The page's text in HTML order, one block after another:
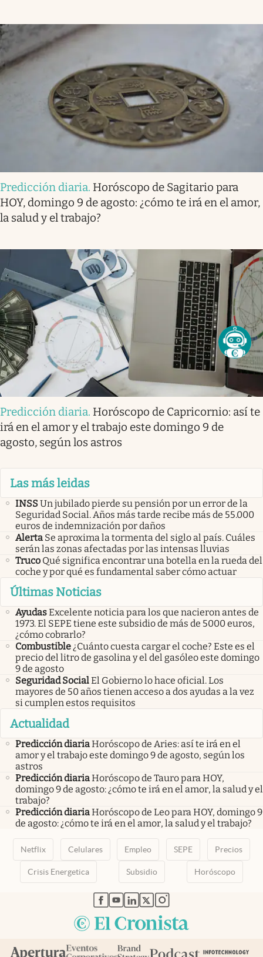
Predicción diaria. Horóscopo de Sagitario para
HOY, domingo 9 de agosto: ¿cómo te irá en el amor,
la salud y el trabajo?
Predicción diaria. Horóscopo de Capricornio: así te
irá en el amor y el trabajo este domingo 9 de
agosto, según los astros
Las más leidas
INSSUn jubilado pierde su pensión por un error de la
Seguridad Social. Años más tarde recibe más de 55.000
euros de indemnización por daños
Alerta Se aproxima la tormenta del siglo al país. Cuáles
serán las zonas afectadas por las intensas lluvias
Truco Qué significa encontrar una botella en la rueda del
coche y por qué es fundamental saber cómo actuar
Últimas Noticias
AyudasExcelente noticia para los que nacieron antes de
1973. El SEPE tiene este subsidio de más de 5000 euros,
¿cómo cobrarlo?
Combustible¿Cuánto cuesta cargar el coche? Este es el
precio del litro de gasolina y el del gasóleo este domingo
9 de agosto
Seguridad SocialEl Gobierno lo hace oficial. Los
mayores de 50 años tienen acceso a dos ayudas a la vez
si cumplen estos requisitos
Actualidad
Predicción diariaHoróscopo de Aries: así te irá en el
amor y el trabajo este domingo 9 de agosto, según los
astros
Predicción diariaHoróscopo de Tauro para HOY,
domingo 9 de agosto: ¿cómo te irá en el amor, la salud y el
trabajo?
Predicción diariaHoróscopo de Leo para HOY, domingo 9
de agosto: ¿cómo te irá en el amor, la salud y el trabajo?
Netflix Celulares Empleo SEPE Precios
Crisis Energetica Subsidio Horóscopo
abre en nueva pestaña
abre en nueva pestaña
abre en nueva pestaña
abre en nueva pestaña
abre en nueva pestaña